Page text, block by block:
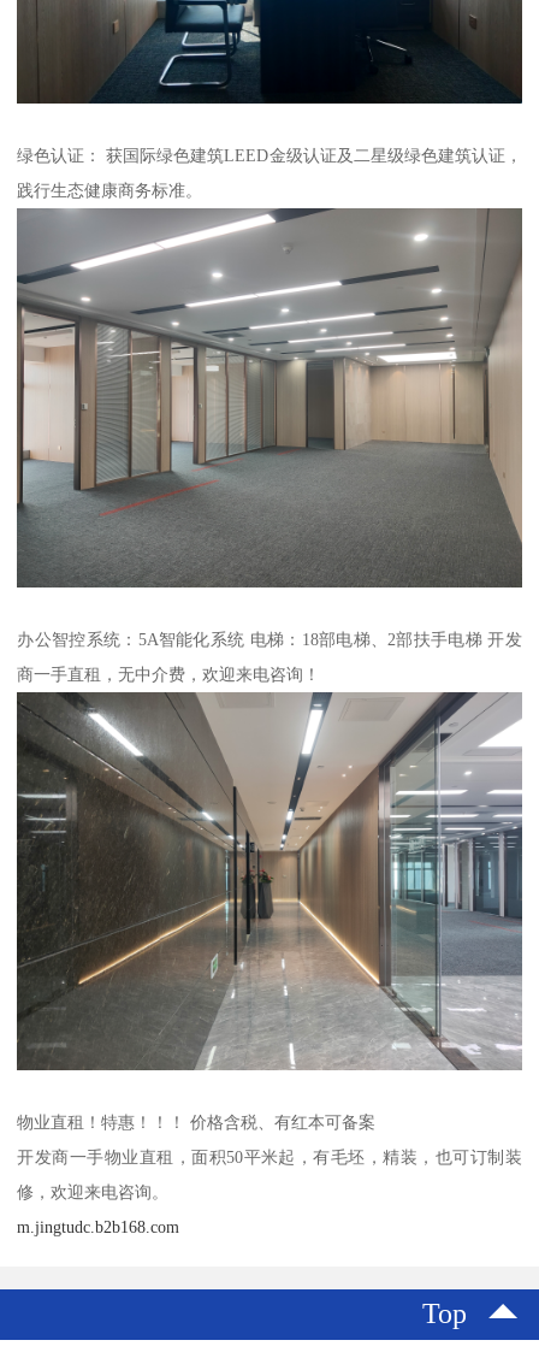
绿色认证： 获国际绿色建筑LEED金级认证及二星级绿色建筑认证，
践行生态健康商务标准。
办公智控系统：5A智能化系统 电梯：18部电梯、2部扶手电梯 开发
商一手直租，无中介费，欢迎来电咨询！
物业直租！特惠！！！ 价格含税、有红本可备案
开发商一手物业直租，面积50平米起，有毛坯，精装，也可订制装
修，欢迎来电咨询。
m.jingtudc.b2b168.com
Top